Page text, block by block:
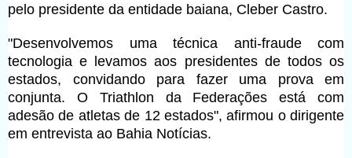
pelo presidente da entidade baiana, Cleber Castro.
"Desenvolvemos uma técnica anti-fraude com
tecnologia e levamos aos presidentes de todos os
estados, convidando para fazer uma prova em
conjunta. O Triathlon da Federações está com
adesão de atletas de 12 estados", afirmou o dirigente
em entrevista ao Bahia Notícias.